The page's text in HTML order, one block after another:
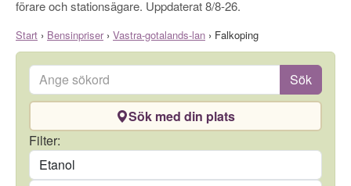
förare och stationsägare. Uppdaterat 8/8-26.
Start › Bensinpriser› Vastra-gotalands-lan › Falkoping
Ange sökord Sök
Sök med din plats
Filter: